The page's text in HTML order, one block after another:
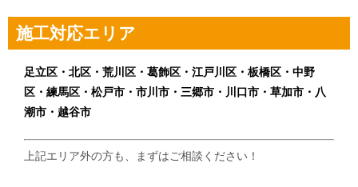
ゲ
ー
施工対応エリア
足立区・北区・荒川区・葛飾区・江戸川区・板橋区・中野
区・練馬区・松戸市・市川市・三郷市・川口市・草加市・八
潮市・越谷市
上記エリア外の方も、まずはご相談ください！